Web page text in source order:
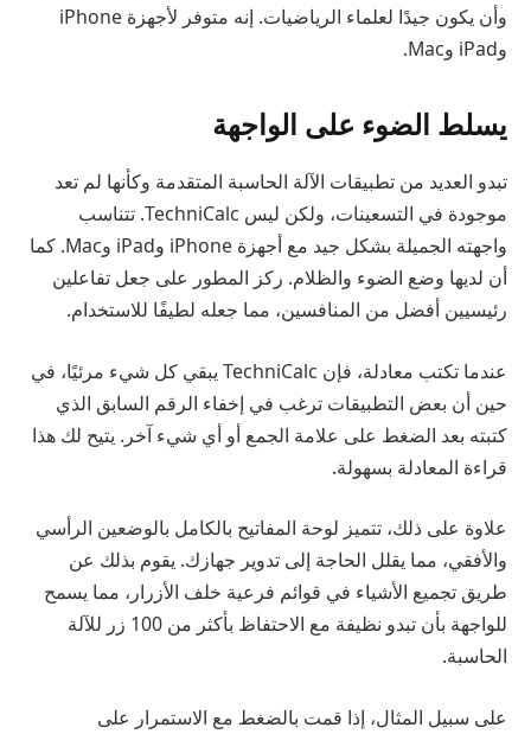
وأن يكون جيدًا لعلماء الرياضيات. إنه متوفر لأجهزة iPhone
وiPad وMac.
يسلط الضوء على الواجهة
تبدو العديد من تطبيقات الآلة الحاسبة المتقدمة وكأنها لم تعد
موجودة في التسعينات، ولكن ليس TechniCalc. تتناسب
واجهته الجميلة بشكل جيد مع أجهزة iPhone وiPad وMac. كما
أن لديها وضع الضوء والظلام. ركز المطور على جعل تفاعلين
رئيسيين أفضل من المنافسين، مما جعله لطيفًا للاستخدام.
عندما تكتب معادلة، فإن TechniCalc يبقي كل شيء مرئيًا، في
حين أن بعض التطبيقات ترغب في إخفاء الرقم السابق الذي
كتبته بعد الضغط على علامة الجمع أو أي شيء آخر. يتيح لك هذا
قراءة المعادلة بسهولة.
علاوة على ذلك، تتميز لوحة المفاتيح بالكامل بالوضعين الرأسي
والأفقي، مما يقلل الحاجة إلى تدوير جهازك. يقوم بذلك عن
طريق تجميع الأشياء في قوائم فرعية خلف الأزرار، مما يسمح
للواجهة بأن تبدو نظيفة مع الاحتفاظ بأكثر من 100 زر للآلة
الحاسبة.
على سبيل المثال، إذا قمت بالضغط مع الاستمرار على